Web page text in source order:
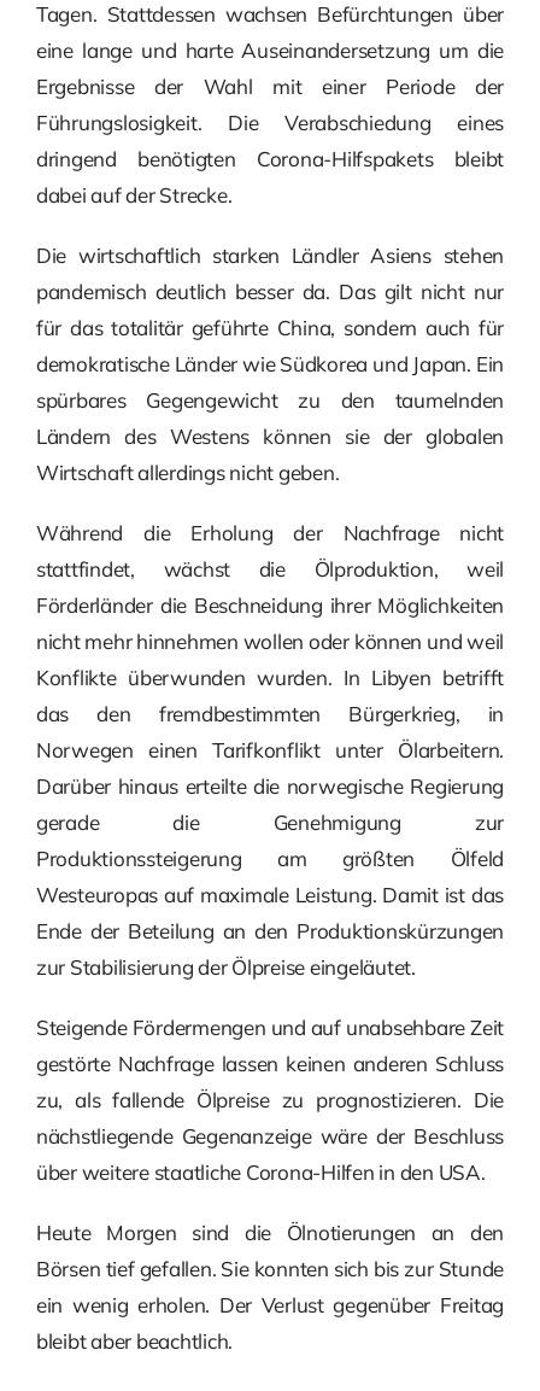
Tagen. Stattdessen wachsen Befürchtungen über
eine lange und harte Auseinandersetzung um die
Ergebnisse der Wahl mit einer Periode der
Führungslosigkeit. Die Verabschiedung eines
dringend benötigten Corona-Hilfspakets bleibt
dabei auf der Strecke.
Die wirtschaftlich starken Ländler Asiens stehen
pandemisch deutlich besser da. Das gilt nicht nur
für das totalitär geführte China, sondern auch für
demokratische Länder wie Südkorea und Japan. Ein
spürbares Gegengewicht zu den taumelnden
Ländern des Westens können sie der globalen
Wirtschaft allerdings nicht geben.
Während die Erholung der Nachfrage nicht
stattfindet, wächst die Ölproduktion, weil
Förderländer die Beschneidung ihrer Möglichkeiten
nicht mehr hinnehmen wollen oder können und weil
Konflikte überwunden wurden. In Libyen betrifft
das den fremdbestimmten Bürgerkrieg, in
Norwegen einen Tarifkonflikt unter Ölarbeitern.
Darüber hinaus erteilte die norwegische Regierung
gerade die Genehmigung zur
Produktionssteigerung am größten Ölfeld
Westeuropas auf maximale Leistung. Damit ist das
Ende der Beteilung an den Produktionskürzungen
zur Stabilisierung der Ölpreise eingeläutet.
Steigende Fördermengen und auf unabsehbare Zeit
gestörte Nachfrage lassen keinen anderen Schluss
zu, als fallende Ölpreise zu prognostizieren. Die
nächstliegende Gegenanzeige wäre der Beschluss
über weitere staatliche Corona-Hilfen in den USA.
Heute Morgen sind die Ölnotierungen an den
Börsen tief gefallen. Sie konnten sich bis zur Stunde
ein wenig erholen. Der Verlust gegenüber Freitag
bleibt aber beachtlich.